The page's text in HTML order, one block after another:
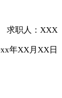
求职人：XXX
XX月XX日